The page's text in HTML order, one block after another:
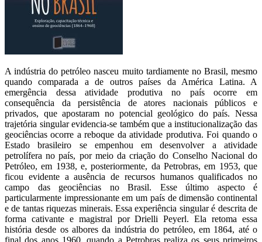
A indústria do petróleo nasceu muito tardiamente no Brasil, mesmo
quando comparada a de outros países da América Latina. A
emergência dessa atividade produtiva no país ocorre em
consequência da persistência de atores nacionais públicos e
privados, que apostaram no potencial geológico do país. Nessa
trajetória singular evidencia-se também que a institucionalização das
geociências ocorre a reboque da atividade produtiva. Foi quando o
Estado brasileiro se empenhou em desenvolver a atividade
petrolífera no país, por meio da criação do Conselho Nacional do
Petróleo, em 1938, e, posteriormente, da Petrobras, em 1953, que
ficou evidente a ausência de recursos humanos qualificados no
campo das geociências no Brasil. Esse último aspecto é
particularmente impressionante em um país de dimensão continental
e de tantas riquezas minerais. Essa experiência singular é descrita de
forma cativante e magistral por Drielli Peyerl. Ela retoma essa
história desde os albores da indústria do petróleo, em 1864, até o
final dos anos 1960, quando a Petrobras realiza os seus primeiros